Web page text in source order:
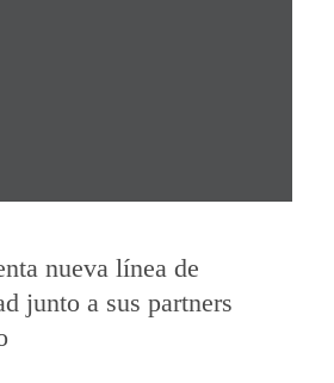
nueva línea de
junto a sus partners